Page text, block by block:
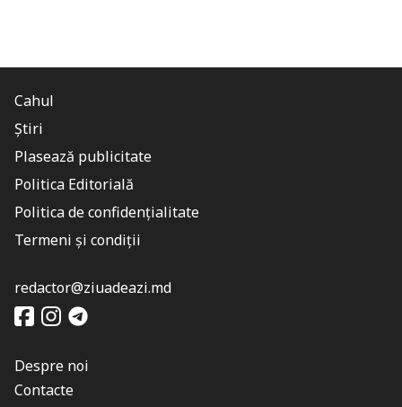
Cahul
Știri
Plasează publicitate
Politica Editorială
Politica de confidențialitate
Termeni și condiții
redactor@ziuadeazi.md
Despre noi
Contacte